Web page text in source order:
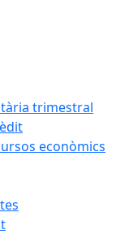
trimestral
econòmics